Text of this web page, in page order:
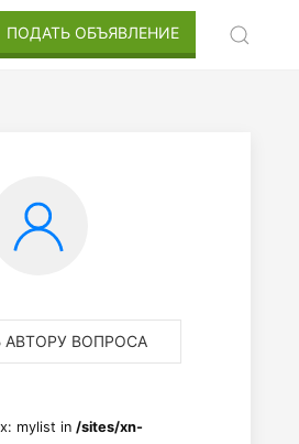
ПОДАТЬ ОБЪЯВЛЕНИЕ
АВТОРУ ВОПРОСА
mylist in /sites/xn-